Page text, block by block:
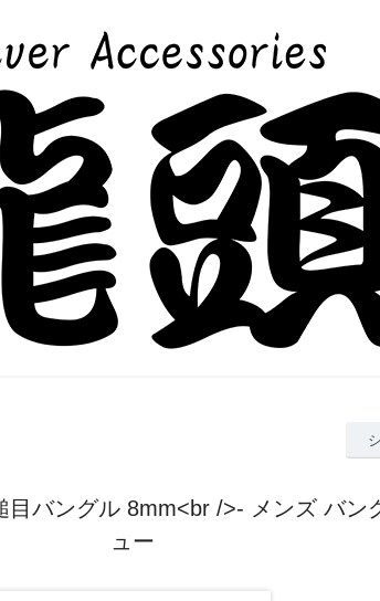
目バングル 8mm<br />- メンズ バン
ュー